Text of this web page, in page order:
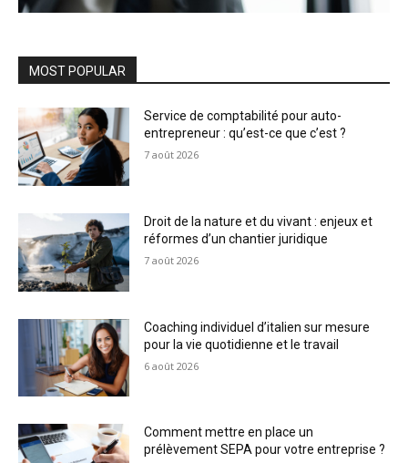
MOST POPULAR
Service de comptabilité pour auto-
entrepreneur : qu’est-ce que c’est ?
7 août 2026
Droit de la nature et du vivant : enjeux et
réformes d’un chantier juridique
7 août 2026
Coaching individuel d’italien sur mesure
pour la vie quotidienne et le travail
6 août 2026
Comment mettre en place un
prélèvement SEPA pour votre entreprise ?